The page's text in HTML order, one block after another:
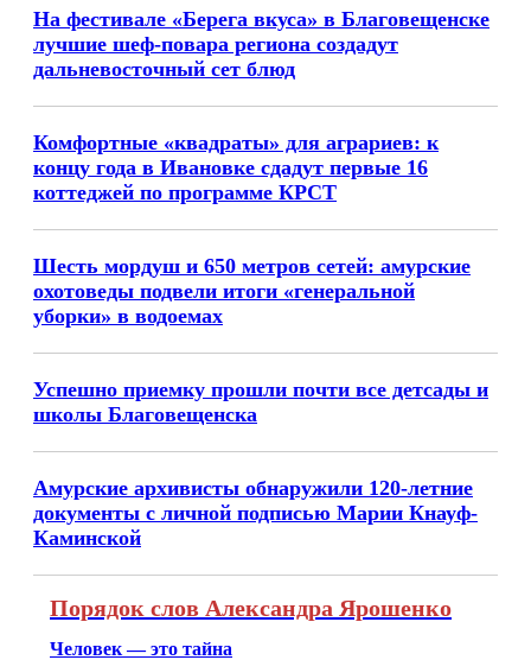
На фестивале «Берега вкуса» в Благовещенске
лучшие шеф-повара региона создадут
дальневосточный сет блюд
Комфортные «квадраты» для аграриев: к
концу года в Ивановке сдадут первые 16
коттеджей по программе КРСТ
Шесть мордуш и 650 метров сетей: амурские
охотоведы подвели итоги «генеральной
уборки» в водоемах
Успешно приемку прошли почти все детсады и
школы Благовещенска
Амурские архивисты обнаружили 120-летние
документы с личной подписью Марии Кнауф-
Каминской
Порядок слов Александра Ярошенко
Человек — это тайна